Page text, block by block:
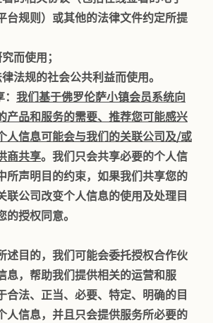
台规则）或其他的法律文件约定所提
而使用；
律法规的社会公共利益而使用。
我们基于佛罗伦萨小镇会员系统向
产品和服务的需要、推荐您可能感兴
人信息可能会与我们的关联公司及/或
商共享。我们只会共享必要的个人信
所声明目的约束，如果我们共享您的
联公司改变个人信息的使用及处理目
的授权同意。
述目的，我们可能会委托授权合作伙
息，帮助我们提供相关的运营和服
合法、正当、必要、特定、明确的目
人信息，并且只会提供服务所必要的